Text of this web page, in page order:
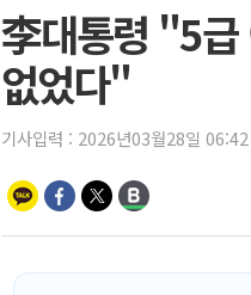
李대통령 "5급
없었다"
기사입력 : 2026년03월28일 06:42